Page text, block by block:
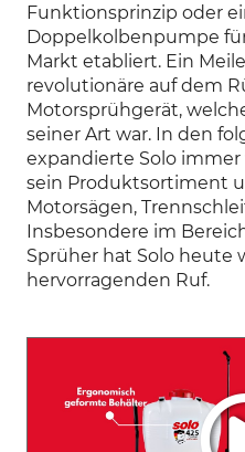
Funktionsprinzip oder
Doppelkolbenpumpe
Markt etabliert. Ein
revolutionäre auf dem
Motorsprühgerät,
seiner Art war. In den
expandierte Solo
sein Produktsortiment
Motorsägen,
Insbesondere im
Sprüher hat Solo heute
hervorragenden Ruf.